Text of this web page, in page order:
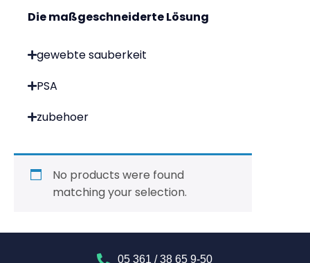
Die maßgeschneiderte Lösung
gewebte sauberkeit
PSA
zubehoer
No products were found
matching your selection.
05 361 / 38 65 9-50